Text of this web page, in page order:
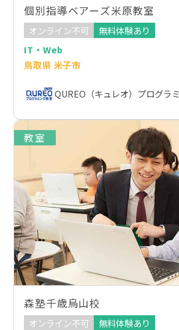
個別指導ベアーズ米原教室
オンライン不可
無料体験あり
IT・Web
鳥取県 米子市
QUREO（キュレオ）プログラ
教室
森塾千歳烏山校
オンライン不可
無料体験あり